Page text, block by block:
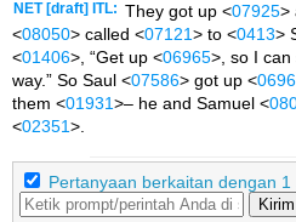
NET [draft] ITL: They got up <07925>
<08050> called <07121> to <0413>
<01406>, “Get up <06965>, so I can
way.” So Saul <07586> got up <
them <01931>– he and Samuel <
<02351>.
Pertanyaan berkaitan dengan 1
Kirim